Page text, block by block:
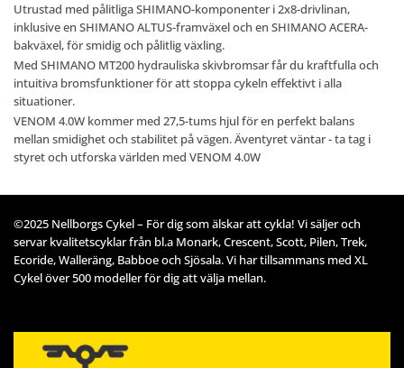
Utrustad med pålitliga SHIMANO-komponenter i 2x8-drivlinan,
inklusive en SHIMANO ALTUS-framväxel och en SHIMANO ACERA-
bakväxel, för smidig och pålitlig växling.
Med SHIMANO MT200 hydrauliska skivbromsar får du kraftfulla och
intuitiva bromsfunktioner för att stoppa cykeln effektivt i alla
situationer.
VENOM 4.0W kommer med 27,5-tums hjul för en perfekt balans
mellan smidighet och stabilitet på vägen. Äventyret väntar - ta tag i
styret och utforska världen med VENOM 4.0W
©2025 Nellborgs Cykel – För dig som älskar att cykla! Vi säljer och
servar kvalitetscyklar från bl.a Monark, Crescent, Scott, Pilen, Trek,
Ecoride, Walleräng, Babboe och Sjösala. Vi har tillsammans med XL
Cykel över 500 modeller för dig att välja mellan.